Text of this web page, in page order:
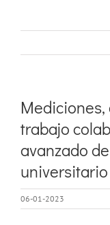
trabajo
avanzado
06-01-2023